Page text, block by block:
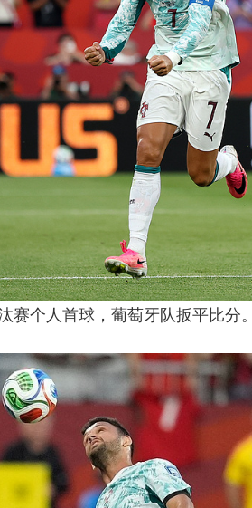
赛个人首球，葡萄牙队扳平比分